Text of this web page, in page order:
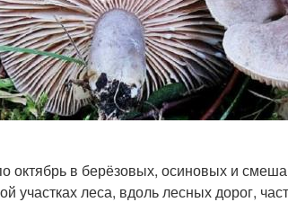
октябрь в берёзовых, осиновых и
участках леса, вдоль лесных дорог,